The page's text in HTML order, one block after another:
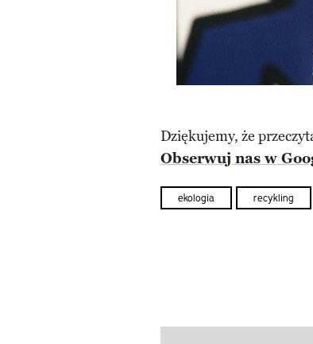
Dziękujemy, że
Obserwuj nas w
ekologia recykling
previous element